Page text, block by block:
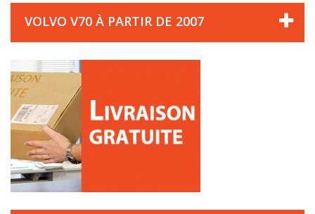
VOLVO V70 À PARTIR DE 2007